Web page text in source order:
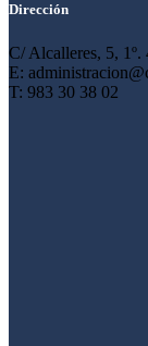
Dirección
C/ Alcalleres, 5,
E:
T: 983 30 38 02